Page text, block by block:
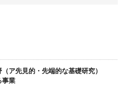
ア先見的・先端的な基礎研究）
事業